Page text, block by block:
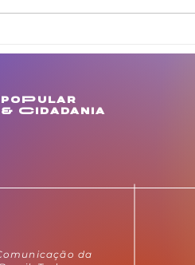
melhorias para
em Estância
poPular
Cidadania
da